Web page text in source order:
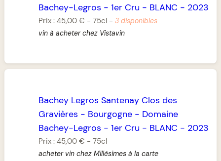
Bachey-Legros - 1er Cru - BLANC - 2023
Prix : 45,00 € - 75cl- 3 disponibles
vin à acheter chez Vistavin
Bachey Legros Santenay Clos des
Gravières - Bourgogne- Domaine
Bachey-Legros - 1er Cru - BLANC - 2023
Prix : 45,00 € - 75cl
acheter vin chez Millésimes à la carte